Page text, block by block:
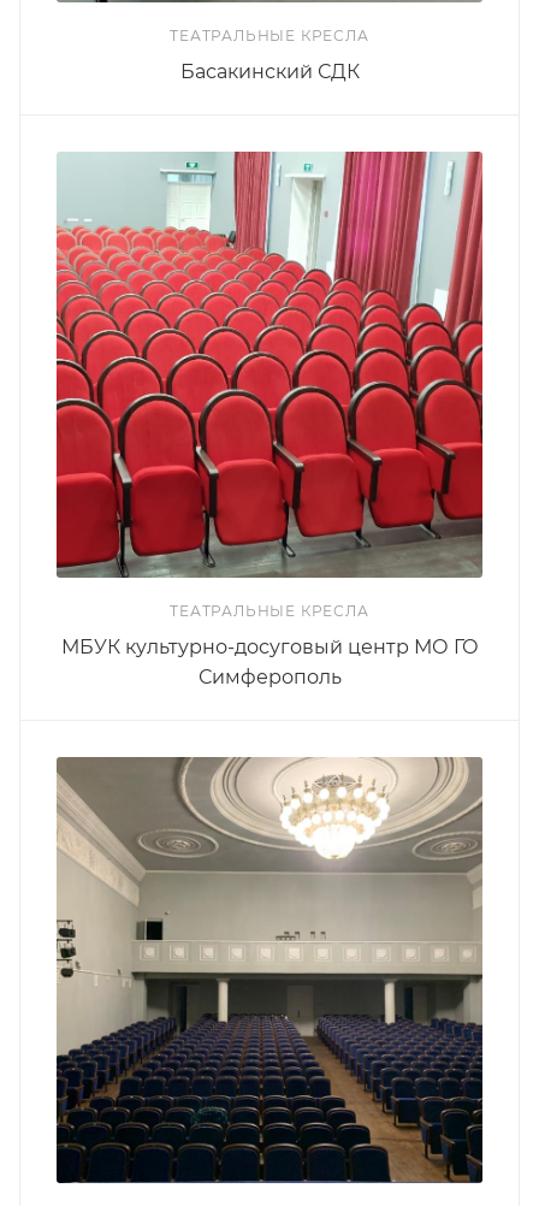
ТЕАТРАЛЬНЫЕ КРЕСЛА
Басакинский СДК
ТЕАТРАЛЬНЫЕ КРЕСЛА
МБУК культурно-досуговый центр МО ГО
Симферополь